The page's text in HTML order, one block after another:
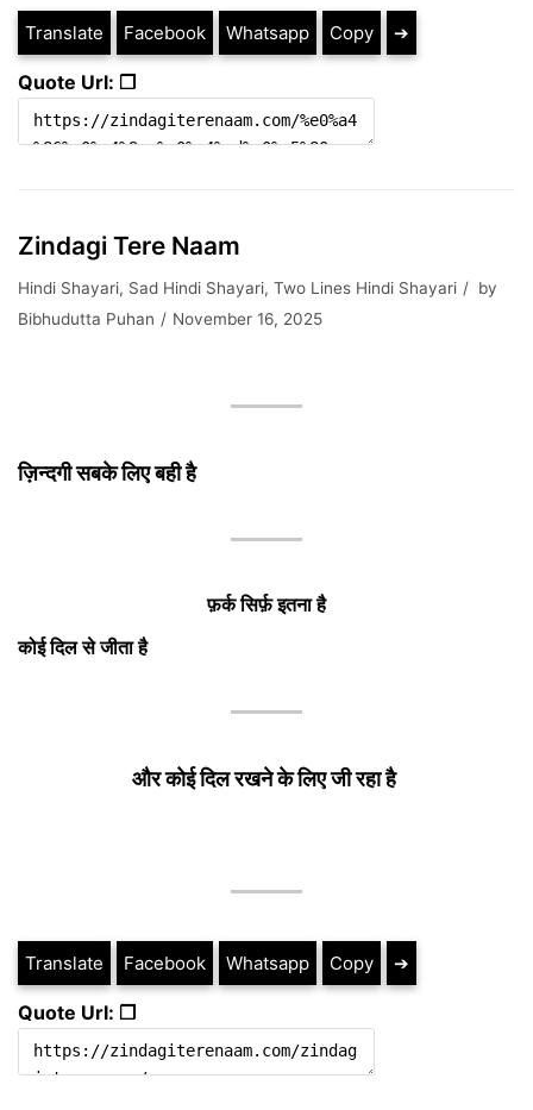
Translate Facebook Whatsapp Copy ➔
Quote Url: ❐
Zindagi Tere Naam
Hindi Shayari, Sad Hindi Shayari, Two Lines Hindi Shayari
by
Bibhudutta Puhan
November 16, 2025
ज़िन्दगी सबके लिए बही है
फ़र्क सिर्फ़ इतना है
कोई दिल से जीता है
और कोई दिल रखने के लिए जी रहा है
Translate Facebook Whatsapp Copy ➔
Quote Url: ❐